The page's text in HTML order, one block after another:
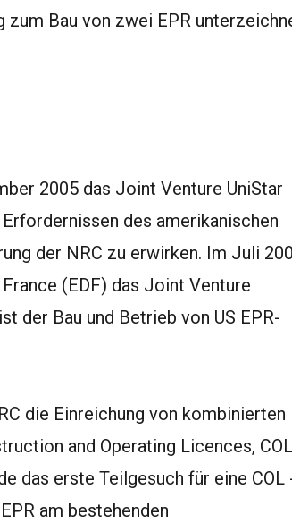
Bau von zwei EPR
2005 das Joint Venture UniStar
des amerikanischen
der NRC zu erwirken. Im Juli
(EDF) das Joint Venture
der Bau und Betrieb von US EPR-
die Einreichung von kombinierten
and Operating Licences,
das erste Teilgesuch für eine COL
am bestehenden